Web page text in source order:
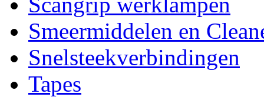
Smeermiddelen en
Snelsteekverbindingen
Tapes